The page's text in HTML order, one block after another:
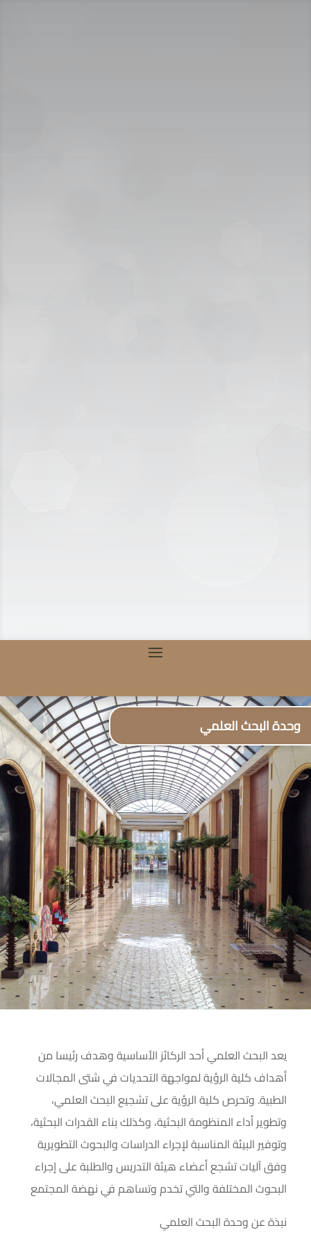
وحدة البحث العلمي
يعد البحث العلمي أحد الركائز الأساسية وهدف رئيسا من
أهداف كلية الرؤية لمواجهة التحديات في شتى المجالات
الطبية. وتحرص كلية الرؤية على تشجيع البحث العلمي،
وتطوير أداء المنظومة البحثية، وكذلك بناء القدرات البحثية،
وتوفير البيئة المناسبة لإجراء الدراسات والبحوث التطويرية
وفق آليات تشجع أعضاء هيئة التدريس والطلبة على إجراء
البحوث المختلفة والتي تخدم وتساهم في نهضة المجتمع
نبذة عن وحدة البحث العلمي